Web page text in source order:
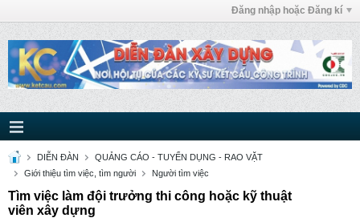
Đăng nhập hoặc Đăng kí
DIỄN ĐÀN
QUẢNG CÁO - TUYỂN DỤNG - RAO VẶT
Giới thiệu tìm việc, tìm người
Người tìm việc
Tìm việc làm đội trưởng thi công hoặc kỹ thuật
viên xây dựng